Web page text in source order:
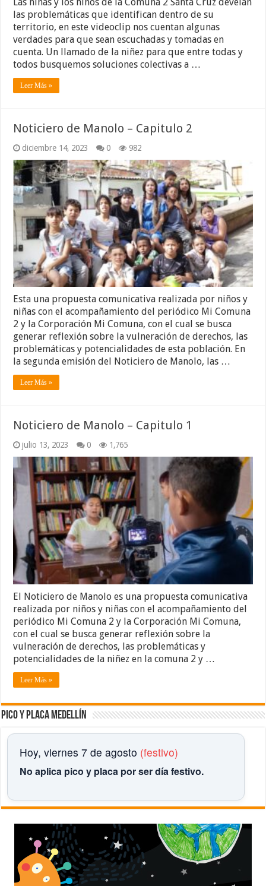
las problemáticas que identifican dentro de su
territorio, en este videoclip nos cuentan algunas
verdades para que sean escuchadas y tomadas en
cuenta. Un llamado de la niñez para que entre todas y
todos busquemos soluciones colectivas a …
Leer Más »
Noticiero de Manolo – Capitulo 2
diciembre 14, 2023 0 982
Esta una propuesta comunicativa realizada por niños y
niñas con el acompañamiento del periódico Mi Comuna
2 y la Corporación Mi Comuna, con el cual se busca
generar reflexión sobre la vulneración de derechos, las
problemáticas y potencialidades de esta población. En
la segunda emisión del Noticiero de Manolo, las …
Leer Más »
Noticiero de Manolo – Capitulo 1
julio 13, 2023 0 1,765
El Noticiero de Manolo es una propuesta comunicativa
realizada por niños y niñas con el acompañamiento del
periódico Mi Comuna 2 y la Corporación Mi Comuna,
con el cual se busca generar reflexión sobre la
vulneración de derechos, las problemáticas y
potencialidades de la niñez en la comuna 2 y …
Leer Más »
Pico y placa Medellín
Hoy, viernes 7 de agosto (festivo)
No aplica pico y placa por ser día festivo.